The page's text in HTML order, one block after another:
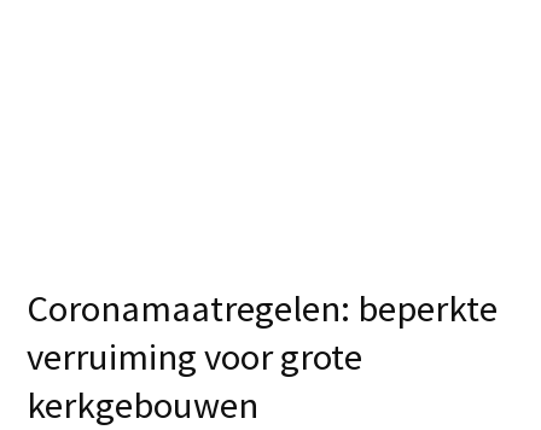
Coronamaatregelen: beperkte
verruiming voor grote
kerkgebouwen